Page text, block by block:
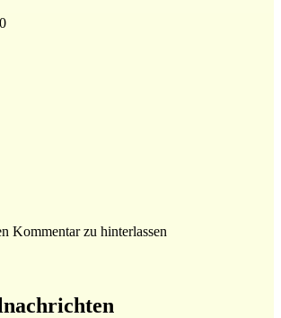
0
Kommentar zu hinterlassen